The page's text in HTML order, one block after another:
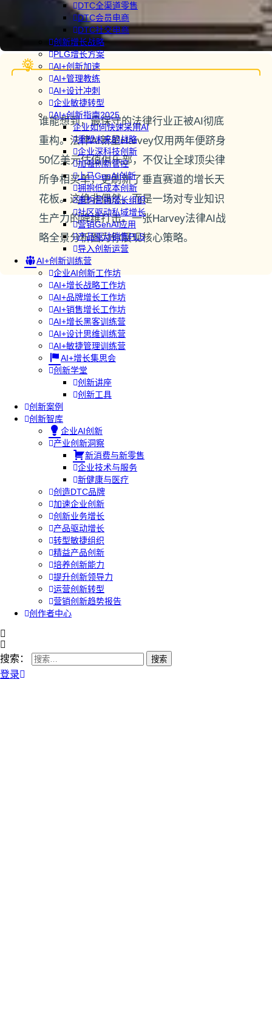
DTC全渠道零售
DTC会员电商
DTC社交电商
创新增长战略
PLG增长方案
AI+创新加速
AI+管理教练
AI+设计冲刺
企业敏捷转型
AI+创新指南2025
企业如何快速采用AI
重塑未来的战略
企业深科技创新
加强创新管控
上马GenAI创新
拥抱低成本创新
重构营销增长组织
社区驱动私域增长
营销GenAI应用
产品驱动销售PLS
导入创新运营
AI+创新训练营
企业AI创新工作坊
AI+增长战略工作坊
AI+品牌增长工作坊
AI+销售增长工作坊
AI+增长黑客训练营
AI+设计思维训练营
AI+敏捷管理训练营
AI+增长集思会
创新学堂
创新讲座
创新工具
创新案例
创新智库
企业AI创新
产业创新洞察
新消费与新零售
企业技术与服务
新健康与医疗
创造DTC品牌
加速企业创新
创新业务增长
产品驱动增长
转型敏捷组织
精益产品创新
培养创新能力
提升创新领导力
运营创新转型
营销创新趋势报告
创作者中心
搜索：
登录
谁能想到，最保守的法律行业正被AI彻底
重构。法律AI新星Harvey仅用两年便跻身
50亿美元估值俱乐部，不仅让全球顶尖律
所争相买单，更刷新了垂直赛道的增长天
花板。这绝非偶然，而是一场对专业知识
生产力的降维打击。一张Harvey法律AI战
略全景分析图为你展现核心策略。